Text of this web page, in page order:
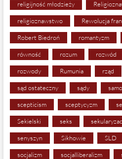
religijność młodzieży
religioznawstwo Rewolucja
Robert Biedroń romantyzm
równość rozum rozwód
rozwody Rumunia rząd
sąd ostateczny sądy
scepticism sceptycyzm
Sekielski seks
senyszyn Sikhowie SLD
socjalizm socjalliberalizm